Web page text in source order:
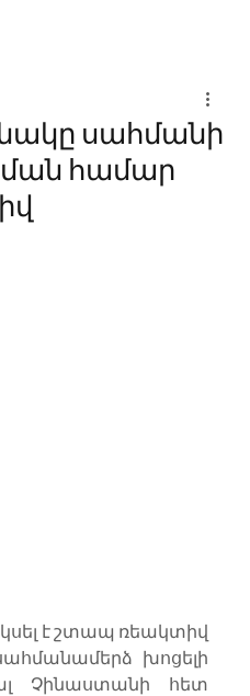
սահմանի
համար
է շտապ ռեակտիվ
խոցելի
Չինաստանի հետ